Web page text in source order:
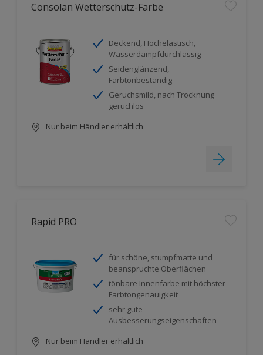
Consolan Wetterschutz-Farbe
Deckend, Hochelastisch,
Wasserdampfdurchlässig
Seidenglänzend,
Farbtonbeständig
Geruchsmild, nach Trocknung
geruchlos
Nur beim Händler erhältlich
Rapid PRO
für schöne, stumpfmatte und
beanspruchte Oberflächen
tönbare Innenfarbe mit höchster
Farbtongenauigkeit
sehr gute
Ausbesserungseigenschaften
Nur beim Händler erhältlich